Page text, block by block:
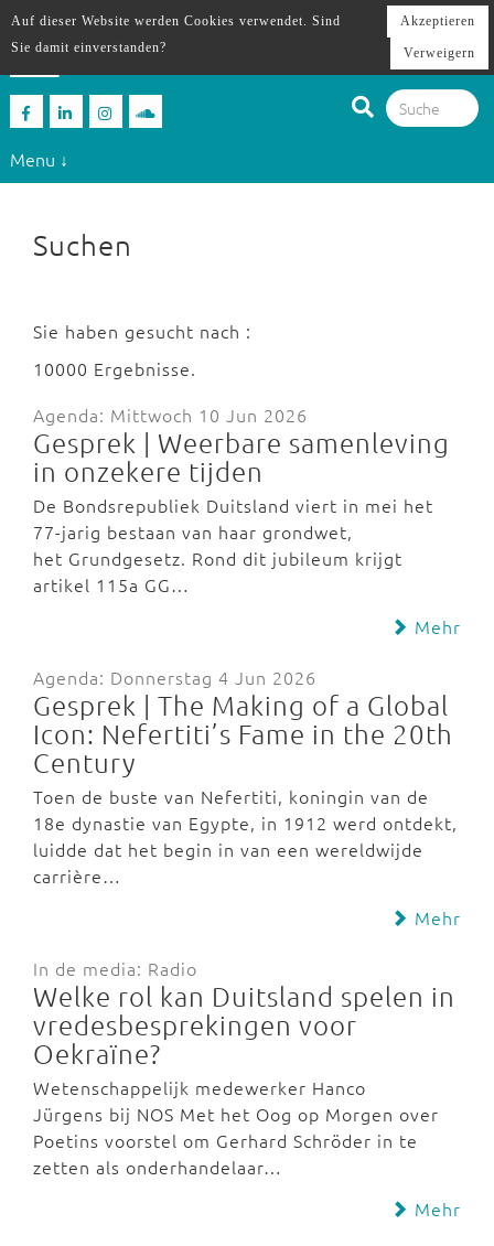
Menu ↓
Suchen
Sie haben gesucht nach :
10000 Ergebnisse.
Agenda: Mittwoch 10 Jun 2026
Gesprek | Weerbare samenleving
in onzekere tijden
De Bondsrepubliek Duitsland viert in mei het
77-jarig bestaan van haar grondwet,
het Grundgesetz. Rond dit jubileum krijgt
artikel 115a GG…
Mehr
Agenda: Donnerstag 4 Jun 2026
Gesprek | The Making of a Global
Icon: Nefertiti’s Fame in the 20th
Century
Toen de buste van Nefertiti, koningin van de
18e dynastie van Egypte, in 1912 werd ontdekt,
luidde dat het begin in van een wereldwijde
carrière…
Mehr
In de media: Radio
Welke rol kan Duitsland spelen in
vredesbesprekingen voor
Oekraïne?
Wetenschappelijk medewerker Hanco
Jürgens bij NOS Met het Oog op Morgen over
Poetins voorstel om Gerhard Schröder in te
zetten als onderhandelaar…
Mehr
Auf dieser Website werden Cookies verwendet. Sind
Sie damit einverstanden?
Akzeptieren
Verweigern